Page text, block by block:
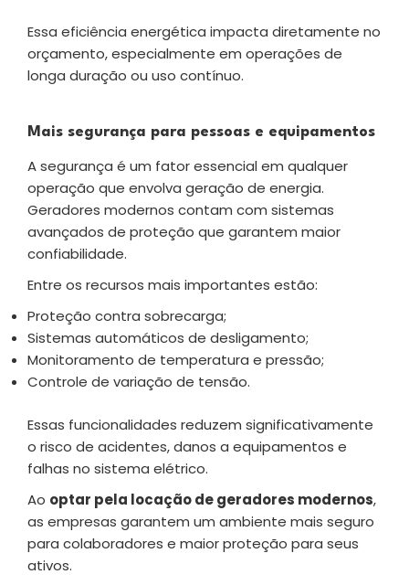
Essa eficiência energética impacta diretamente no
orçamento, especialmente em operações de
longa duração ou uso contínuo.
Mais segurança para pessoas e equipamentos
A segurança é um fator essencial em qualquer
operação que envolva geração de energia.
Geradores modernos contam com sistemas
avançados de proteção que garantem maior
confiabilidade.
Entre os recursos mais importantes estão:
Proteção contra sobrecarga;
Sistemas automáticos de desligamento;
Monitoramento de temperatura e pressão;
Controle de variação de tensão.
Essas funcionalidades reduzem significativamente
o risco de acidentes, danos a equipamentos e
falhas no sistema elétrico.
Ao optar pela locação de geradores modernos,
as empresas garantem um ambiente mais seguro
para colaboradores e maior proteção para seus
ativos.